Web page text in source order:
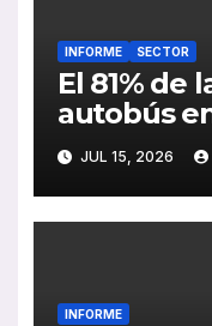
INFORME SECTOR
El 81% de
autobús
serias
encontrar
JUL 15, 2026
INFORME